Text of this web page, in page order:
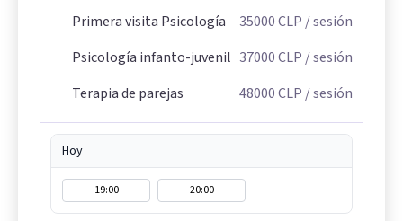
Primera visita Psicología
35000CLP / sesión
Psicología infanto-juvenil 37000CLP / sesión
Terapia de parejas
48000CLP / sesión
Hoy
19:00 20:00